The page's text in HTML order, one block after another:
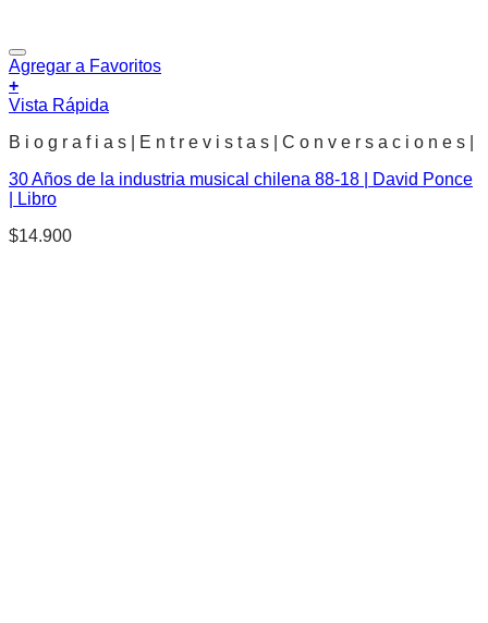
Agregar a Favoritos
+
Vista Rápida
B i o g r a f i a s | E n t r e v i s t a s | C o n v e r s a c i o n e s |
30 Años de la industria musical chilena 88-18 | David Ponce
| Libro
$14.900